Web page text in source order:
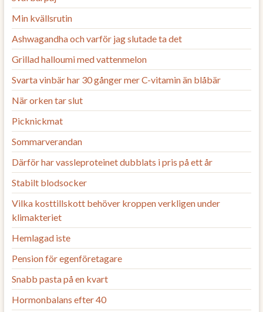
Min kvällsrutin
Ashwagandha och varför jag slutade ta det
Grillad halloumi med vattenmelon
Svarta vinbär har 30 gånger mer C-vitamin än blåbär
När orken tar slut
Picknickmat
Sommarverandan
Därför har vassleproteinet dubblats i pris på ett år
Stabilt blodsocker
Vilka kosttillskott behöver kroppen verkligen under
klimakteriet
Hemlagad iste
Pension för egenföretagare
Snabb pasta på en kvart
Hormonbalans efter 40